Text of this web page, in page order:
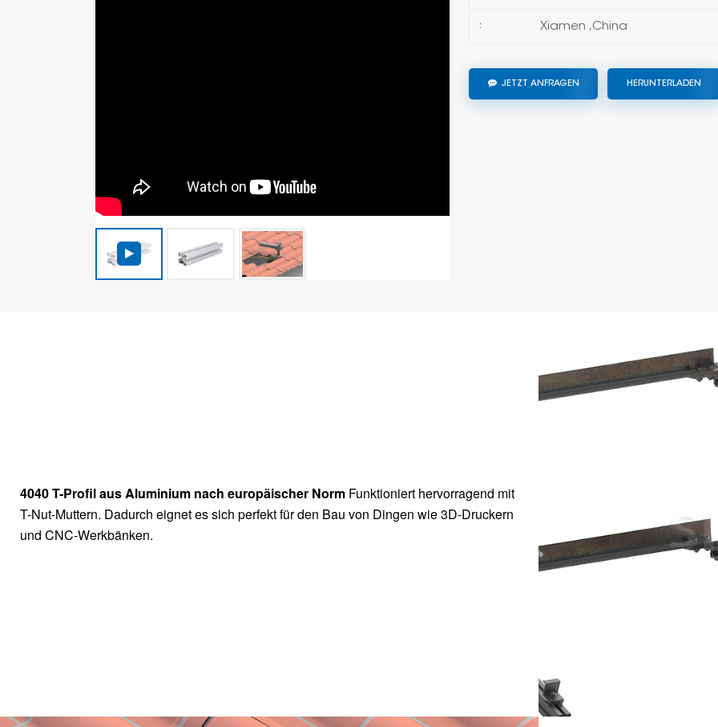
: Xiamen ,China
JETZT ANFRAGEN HERUNTERLADEN
4040 T-Profil aus Aluminium nach europäischer Norm Funktioniert hervorragend mit
T-Nut-Muttern. Dadurch eignet es sich perfekt für den Bau von Dingen wie 3D-Druckern
und CNC-Werkbänken.